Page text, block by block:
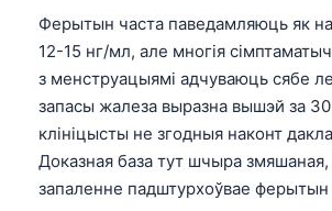
Ферытын часта паведамляюць як
12-15 нг/мл, але многія
з менструацыямі адчуваюць сябе
запасы жалеза выразна вышэй за
клініцысты не згодныя наконт
Доказная база тут шчыра змяшаная,
запаленне падштурхоўвае ферытын
Ślōnskŏ gŏdka
Norsk bokmål